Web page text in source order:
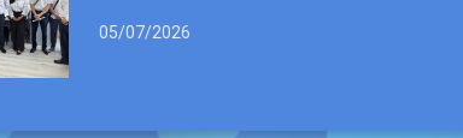
05/07/2026